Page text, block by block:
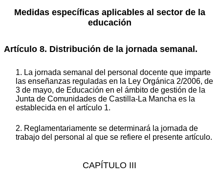
Medidas específicas aplicables al sector de la
educación
Artículo 8. Distribución de la jornada semanal.
1. La jornada semanal del personal docente que imparte
las enseñanzas reguladas en la Ley Orgánica 2/2006, de
3 de mayo, de Educación en el ámbito de gestión de la
Junta de Comunidades de Castilla-La Mancha es la
establecida en el artículo 1.
2. Reglamentariamente se determinará la jornada de
trabajo del personal al que se refiere el presente artículo.
CAPÍTULO III